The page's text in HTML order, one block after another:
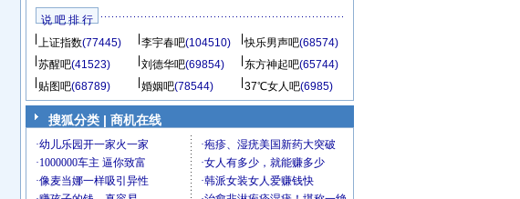
说 吧 排 行
上证指数(77445) 李宇春吧(104510) 快乐男声吧(68574)
苏醒吧(41523) 刘德华吧(69854) 东方神起吧(65744)
贴图吧(68789) 婚姻吧(78544) 37℃女人吧(6985)
搜狐分类 | 商机在线